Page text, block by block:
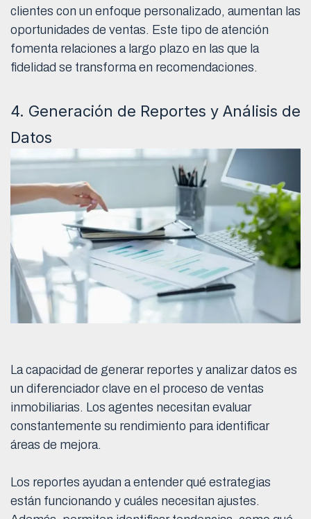
clientes con un enfoque personalizado, aumentan las
oportunidades de ventas. Este tipo de atención
fomenta relaciones a largo plazo en las que la
fidelidad se transforma en recomendaciones.
4. Generación de Reportes y Análisis de
Datos
La capacidad de generar reportes y analizar datos es
un diferenciador clave en el proceso de ventas
inmobiliarias. Los agentes necesitan evaluar
constantemente su rendimiento para identificar
áreas de mejora.
Los reportes ayudan a entender qué estrategias
están funcionando y cuáles necesitan ajustes.